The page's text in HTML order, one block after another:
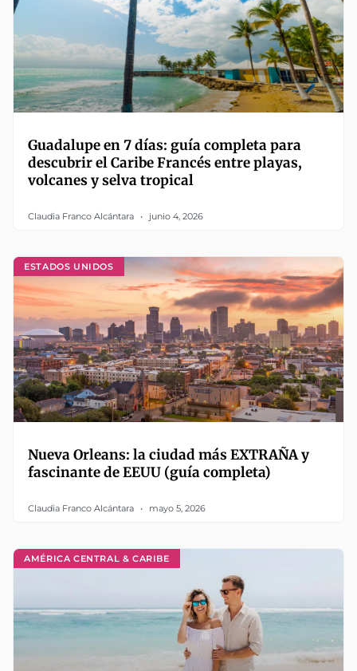
Guadalupe en 7 días: guía completa para
descubrir el Caribe Francés entre playas,
volcanes y selva tropical
Claudia Franco Alcántara junio 4, 2026
ESTADOS UNIDOS
Nueva Orleans: la ciudad más EXTRAÑA y
fascinante de EEUU (guía completa)
Claudia Franco Alcántara mayo 5, 2026
AMÉRICA CENTRAL & CARIBE